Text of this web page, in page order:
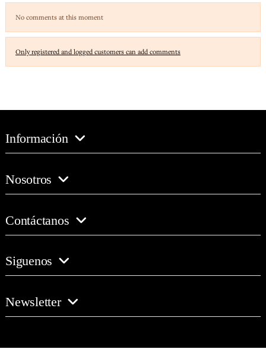
No comments at this moment
Only registered and logged customers can add comments
Información
Nosotros
Contáctanos
Siguenos
Newsletter